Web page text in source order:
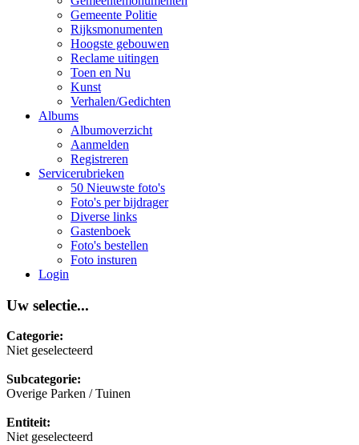
Gemeente Politie
Rijksmonumenten
Hoogste gebouwen
Reclame uitingen
Toen en Nu
Kunst
Verhalen/Gedichten
Albums
Albumoverzicht
Aanmelden
Registreren
Servicerubrieken
50 Nieuwste foto's
Foto's per bijdrager
Diverse links
Gastenboek
Foto's bestellen
Foto insturen
Login
Uw selectie...
Categorie:
Niet geselecteerd
Subcategorie:
Overige Parken / Tuinen
Entiteit:
Niet geselecteerd